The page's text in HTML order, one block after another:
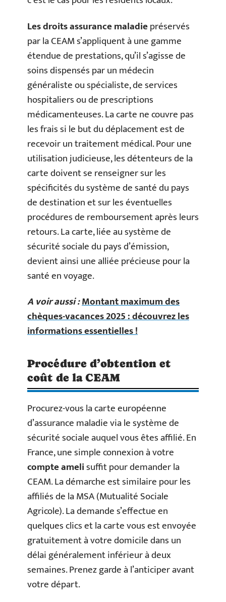
Les droits assurance maladiepréservés
par la CEAM s’appliquent à une gamme
étendue de prestations, qu’il s’agisse de
soins dispensés par un médecin
généraliste ou spécialiste, de services
hospitaliers ou de prescriptions
médicamenteuses. La carte ne couvre pas
les frais si le but du déplacement est de
recevoir un traitement médical. Pour une
utilisation judicieuse, les détenteurs de la
carte doivent se renseigner sur les
spécificités du système de santé du pays
de destination et sur les éventuelles
procédures de remboursement après leurs
retours. La carte, liée au système de
sécurité sociale du pays d’émission,
devient ainsi une alliée précieuse pour la
santé en voyage.
A voir aussi :Montant maximum des
chèques-vacances 2025 : découvrez les
informations essentielles !
Procédure d’obtention et
coût de la CEAM
Procurez-vous la carte européenne
d’assurance maladie via le système de
sécurité sociale auquel vous êtes affilié. En
France, une simple connexion à votre
compte amelisuffit pour demander la
CEAM. La démarche est similaire pour les
affiliés de la MSA (Mutualité Sociale
Agricole). La demande s’effectue en
quelques clics et la carte vous est envoyée
gratuitement à votre domicile dans un
délai généralement inférieur à deux
semaines. Prenez garde à l’anticiper avant
votre départ.